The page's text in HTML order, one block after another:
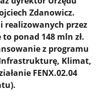
Zdanowicz.
realizowanych przez
ponad 148 mln zł.
z programu
Klimat,
FENX.02.04